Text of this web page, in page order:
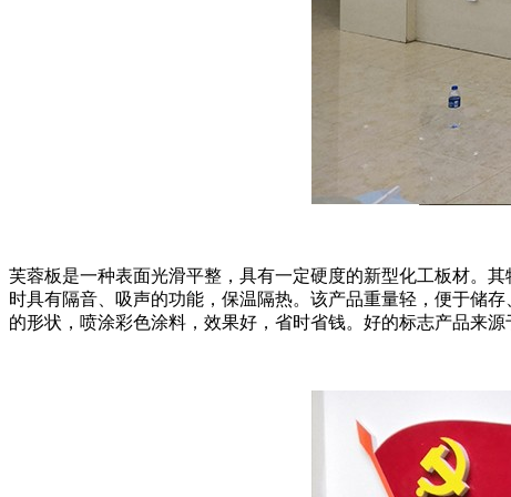
芙蓉板是一种表面光滑平整，具有一定硬度的新型化工板材。
时具有隔音、吸声的功能，保温隔热。该产品重量轻，便于储
的形状，喷涂彩色涂料，效果好，省时省钱。好的标志产品来